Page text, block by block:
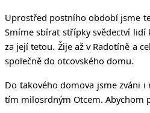
Uprostřed postního období jsme
Smíme sbírat střípky svědectví
za její tetou. Žije až v Radotíně a
společně do otcovského domu.
Do takového domova jsme zváni
tím milosrdným Otcem. Abychom